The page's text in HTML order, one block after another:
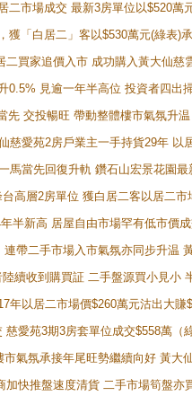
二市場成交 最新3房單位以$520萬
獲「白居二」客以$530萬元(綠表)
二買家追價入市 成功購入黃大仙
0.5% 見逾一年半高位 投資者四
先 交投暢旺 帶動整體樓市氣氛升
慈愛苑2房戶業主一手持貨29年 以
馬當先回復升軌 鑽石山宏景花園
高層2房單位 獲白居二客以居二市
半新高 居屋自由市場罕有低市價
帶二手市場入市氣氛亦同步升温
續收到購買証 二手盤源買小見小
年以居二市場價$260萬元沽出大賺
愛苑3期3房套單位成交$558萬（
氣氛承接年尾旺勢繼續向好 黃
加快推盤速度清貨 二手市場筍盤